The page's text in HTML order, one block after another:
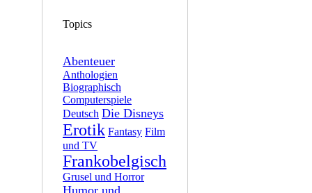
Topics
Abenteuer
Anthologien
Biographisch
Computerspiele
Deutsch Die Disneys
Erotik Fantasy Film
und TV
Frankobelgisch
Grusel und Horror
Humor und